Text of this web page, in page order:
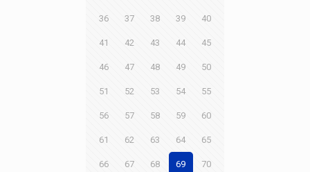
36 37 38 39 40
41 42 43 44 45
46 47 48 49 50
51 52 53 54 55
56 57 58 59 60
61 62 63 64 65
66 67 68 69 70